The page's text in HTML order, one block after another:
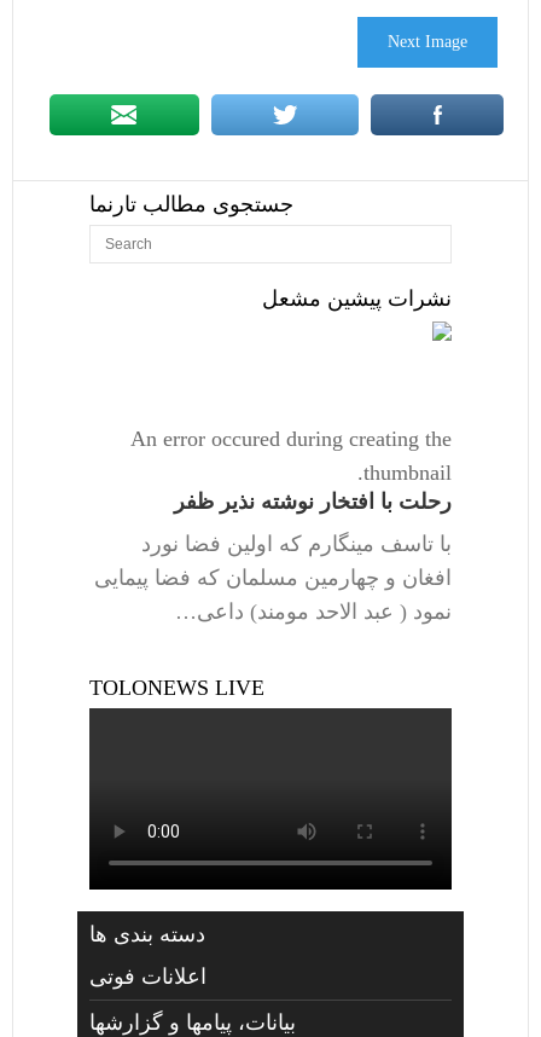
Next Image
جستجوی مطالب تارنما
نشرات پیشین مشعل
An error occured during creating the
thumbnail.
رحلت با افتخار نوشته نذیر ظفر
با تاسف مینگارم که اولین فضا نورد
افغان و چهارمین مسلمان که فضا پیمایی
نمود ( عبد الاحد مومند) داعی…
TOLONEWS LIVE
دسته بندی ها
اعلانات فوتی
بیانات، پیامها و گزارشها